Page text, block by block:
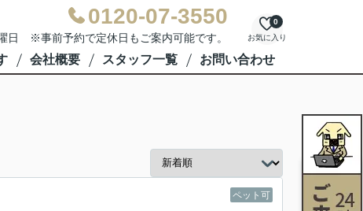
0120-07-3550
※事前予約で定休日もご案内可能です。 お気に入り
0
会社概要 スタッフ一覧 お問い合わせ
ペット可